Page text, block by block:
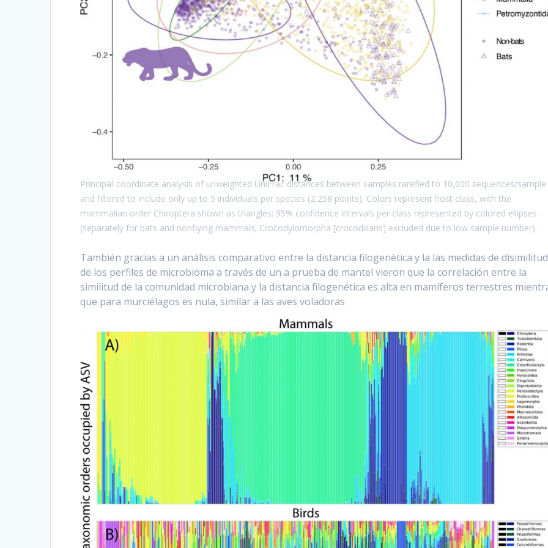
Principal-coordinate analysis of unweighted UniFrac distances between samples rarefied to 10,000 sequences/sample
and filtered to include only up to 5 individuals per species (2,258 points). Colors represent host class, with the
mammalian order Chiroptera shown as triangles; 95% confidence intervals per class represented by colored ellipses
(separately for bats and nonflying mammals; Crocodylomorpha [crocodilians] excluded due to low sample number).
También gracias a un análisis comparativo entre la distancia filogenética y la las medidas de disimilitud
de los perfiles de microbioma a través de un a prueba de mantel vieron que la correlación entre la
similitud de la comunidad microbiana y la distancia filogenética es alta en mamíferos terrestres
que para murciélagos es nula, similar a las aves voladoras